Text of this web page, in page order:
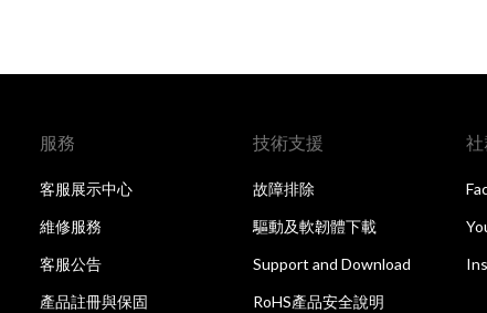
服務
客服展示中心
維修服務
客服公告
產品註冊與保固
技術支援
故障排除
驅動及軟韌體下載
Support and Download
RoHS產品安全說明